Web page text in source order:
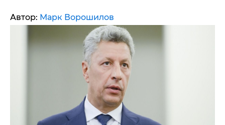
Автор: Марк Ворошилов